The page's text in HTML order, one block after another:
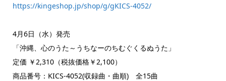
https://kingeshop.jp/shop/g/gKICS-4052/
4月6日（水）発売
「沖縄、心のうた～うちなーのちむぐくるぬうた」
定価 ￥2,310（税抜価格￥2,100）
商品番号：KICS-4052(収録曲・曲順) 全15曲